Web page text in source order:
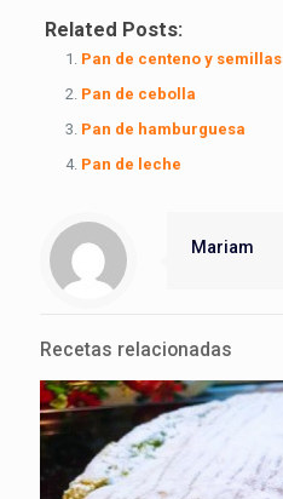
Related Posts:
Pan de centeno y semillas
Pan de cebolla
Pan de hamburguesa
Pan de leche
Mariam
Recetas relacionadas